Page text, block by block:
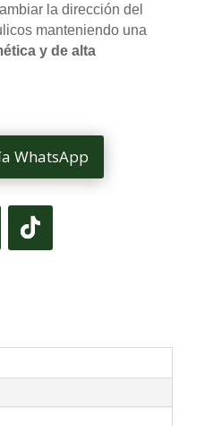
la dirección del
manteniendo una
y de alta
WhatsApp